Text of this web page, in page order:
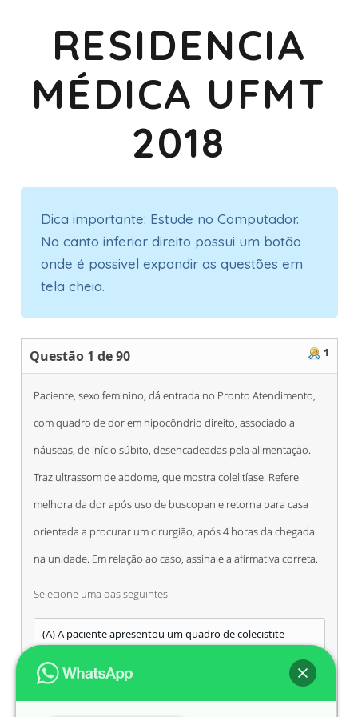
RESIDENCIA
MÉDICA UFMT
2018
Dica importante: Estude no Computador.
No canto inferior direito possui um botão
onde é possivel expandir as questões em
tela cheia.